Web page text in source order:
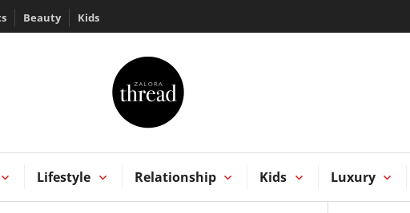
Beauty Kids
by ZALORA Hong
Kong
Lifestyle Relationship Kids Luxury